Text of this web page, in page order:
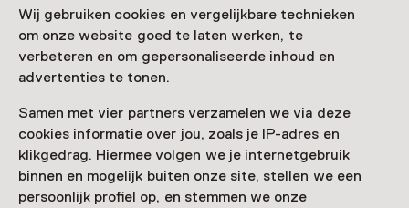
Wij gebruiken cookies en vergelijkbare technieken
om onze website goed te laten werken, te
verbeteren en om gepersonaliseerde inhoud en
advertenties te tonen.
Samen met vier partners verzamelen we via deze
cookies informatie over jou, zoals je IP-adres en
klikgedrag. Hiermee volgen we je internetgebruik
binnen en mogelijk buiten onze site, stellen we een
persoonlijk profiel op, en stemmen we onze
Bezoek museumpagina
Nog meer ontdekken